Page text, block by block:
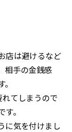
店は避けるなど
相手の金銭感
てしまうので
。
に気を付けまし